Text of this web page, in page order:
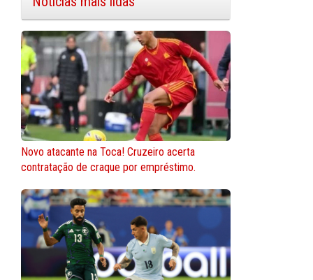
Novo atacante na Toca! Cruzeiro acerta
contratação de craque por empréstimo.